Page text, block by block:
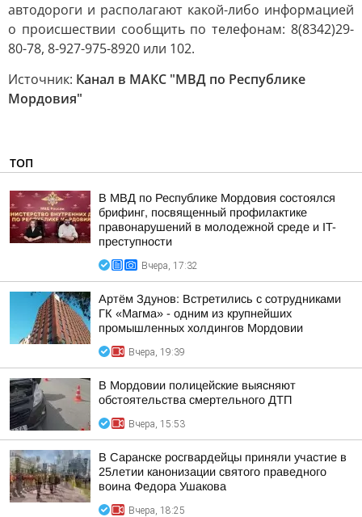
автодороги и располагают какой-либо информацией
о происшествии сообщить по телефонам: 8(8342)29-
80-78, 8-927-975-8920 или 102.
Источник: Канал в МАКС "МВД по Республике
Мордовия"
ТОП
В МВД по Республике Мордовия состоялся
брифинг, посвященный профилактике
правонарушений в молодежной среде и IT-
преступности
Вчера, 17:32
Артём Здунов: Встретились с сотрудниками
ГК «Магма» - одним из крупнейших
промышленных холдингов Мордовии
Вчера, 19:39
В Мордовии полицейские выясняют
обстоятельства смертельного ДТП
Вчера, 15:53
В Саранске росгвардейцы приняли участие в
25летии канонизации святого праведного
воина Федора Ушакова
Вчера, 18:25